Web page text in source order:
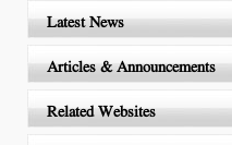
Latest News
Articles & Announcements
Related Websites